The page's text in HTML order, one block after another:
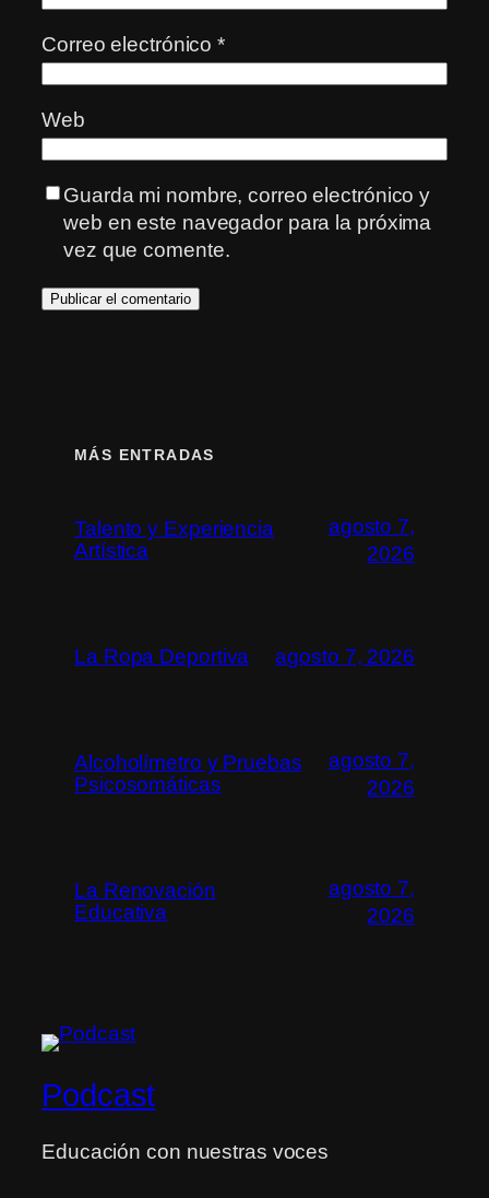
Correo electrónico*
Web
Guarda mi nombre, correo electrónico y
web en este navegador para la próxima
vez que comente.
MÁS ENTRADAS
Talento y Experiencia
Artística
agosto 7,
2026
La Ropa Deportiva agosto 7, 2026
Alcoholímetro y Pruebas
Psicosomáticas
agosto 7,
2026
La Renovación
Educativa
agosto 7,
2026
Podcast
Educación con nuestras voces